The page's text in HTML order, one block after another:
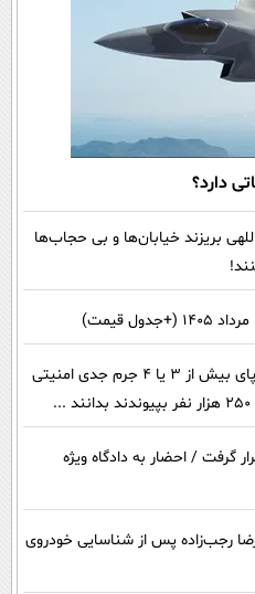
۵۰ هزار حزب اللهی بریزند خیابان‌ها و بی حجاب‌ها
گفته‌های یک روحانی تندرو و ردپای بیش از ۳ یا ۴ جرم جدی امنیتی
گرفت / احضار به دادگاه ویژه
رجب‌زاده پس از شناسایی خودروی